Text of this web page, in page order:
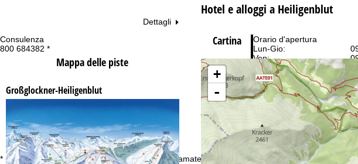
Consulenza
800 684382 *
* numero verde gratuito. Disponibile solo per chiamate dall’Italia
Orario d'apertura
Lun-Gio:
Ven:
Sab-Dom:
Contattaci
Dettagli
Mappa delle piste
Großglockner-Heiligenblut
Hotel e alloggi a Heiligenblut
Cartina
+
-